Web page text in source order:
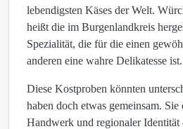
lebendigsten Käses der Welt.
heißt die im Burgenlandkreis
Spezialität, die für die einen
anderen eine wahre Delikatesse ist.
Diese Kostproben könnten
haben doch etwas gemeinsam.
Handwerk und regionaler Identität